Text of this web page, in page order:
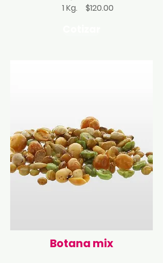
1 Kg. $120.00
Botana mix